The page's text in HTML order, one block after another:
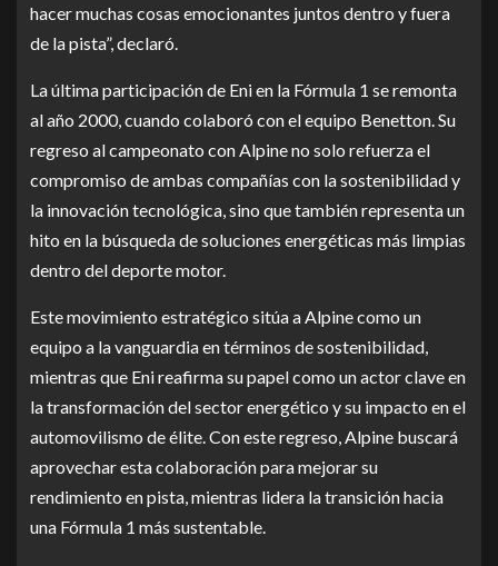
hacer muchas cosas emocionantes juntos dentro y fuera
de la pista”, declaró.
La última participación de Eni en la Fórmula 1 se remonta
al año 2000, cuando colaboró con el equipo Benetton. Su
regreso al campeonato con Alpine no solo refuerza el
compromiso de ambas compañías con la sostenibilidad y
la innovación tecnológica, sino que también representa un
hito en la búsqueda de soluciones energéticas más limpias
dentro del deporte motor.
Este movimiento estratégico sitúa a Alpine como un
equipo a la vanguardia en términos de sostenibilidad,
mientras que Eni reafirma su papel como un actor clave en
la transformación del sector energético y su impacto en el
automovilismo de élite. Con este regreso, Alpine buscará
aprovechar esta colaboración para mejorar su
rendimiento en pista, mientras lidera la transición hacia
una Fórmula 1 más sustentable.